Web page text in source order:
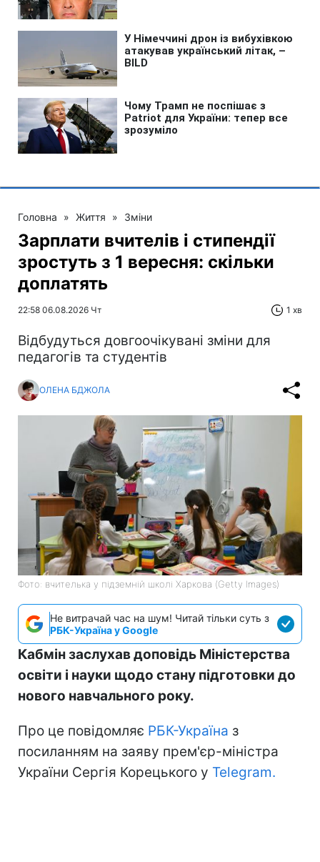
Головна » Життя » Зміни
Зарплати вчителів і стипендії
зростуть з 1 вересня: скільки
доплатять
22:58 06.08.2026 Чт 1 хв
Відбудуться довгоочікувані зміни для
педагогів та студентів
ОЛЕНА БДЖОЛА
Фото: вчителька у підземній школі Харкова (Getty Images)
Не витрачай час на шум! Читай тільки суть з
РБК-Україна у Google
Кабмін заслухав доповідь Міністерства
освіти і науки щодо стану підготовки до
нового навчального року.
Про це повідомляє РБК-Україна з
посиланням на заяву прем'єр-міністра
України Сергія Корецького у Telegram.